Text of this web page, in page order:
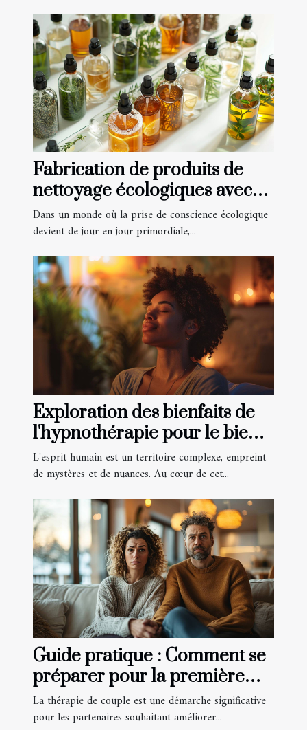
Fabrication de produits de
nettoyage écologiques avec
des huiles essentielles
Dans un monde où la prise de conscience écologique
devient de jour en jour primordiale,...
Exploration des bienfaits de
l'hypnothérapie pour le bien-
être mental
L'esprit humain est un territoire complexe, empreint
de mystères et de nuances. Au cœur de cet...
Guide pratique : Comment se
préparer pour la première
consultation de thérapie de
couple
La thérapie de couple est une démarche significative
pour les partenaires souhaitant améliorer...